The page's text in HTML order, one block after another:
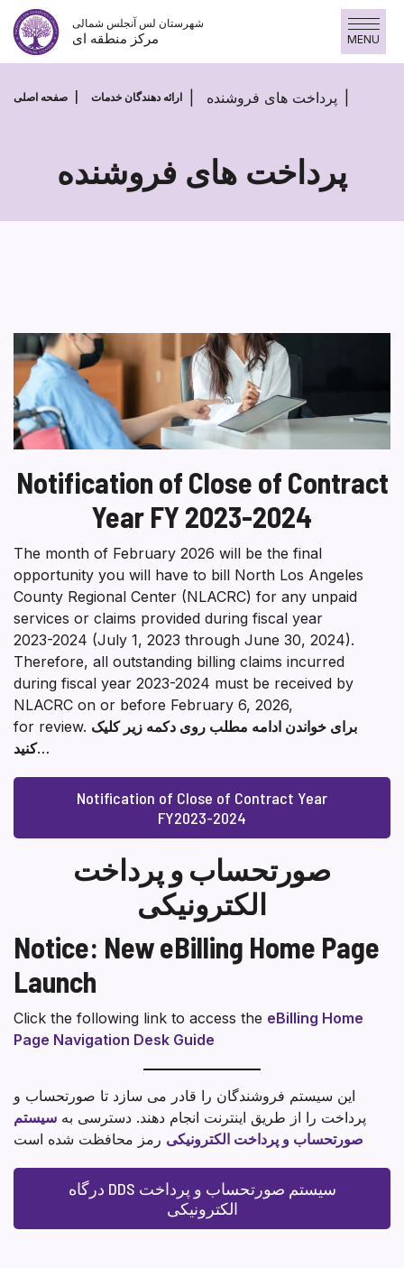
پرش
محتوا
شهرستان لس آنجلس شمالی
مرکز منطقه ای MENU
صفحه اصلی ارائه دهندگان خدمات پرداخت های فروشنده
پرداخت های فروشنده
پرداخت
های
Notification of Close of Contract
Year FY 2023-2024
The month of February 2026 will be the final
opportunity you will have to bill North Los Angeles
County Regional Center (NLACRC) for any unpaid
services or claims provided during fiscal year
2023-2024 (July 1, 2023 through June 30, 2024).
Therefore, all outstanding billing claims incurred
during fiscal year 2023-2024 must be received by
NLACRC on or before February 6, 2026,
for review. برای خواندن ادامه مطلب روی دکمه زیر کلیک
کنید…
Notification of Close of Contract Year
FY2023-2024
صورتحساب و پرداخت
الکترونیکی
Notice: New eBilling Home Page
Launch
Click the following link to access the eBilling Home
Page Navigation Desk Guide
این سیستم فروشندگان را قادر می سازد تا صورتحساب و
پرداخت را از طریق اینترنت انجام دهند. دسترسی به سیستم
صورتحساب و پرداخت الکترونیکی رمز محافظت شده است
درگاه DDS سیستم صورتحساب و پرداخت
الکترونیکی